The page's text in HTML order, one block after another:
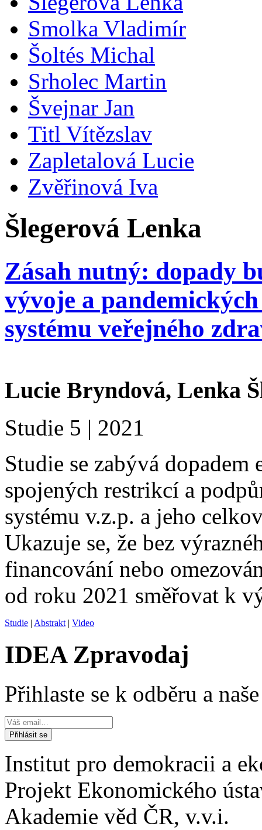
Smolka Vladimír
Šoltés Michal
Srholec Martin
Švejnar Jan
Titl Vítězslav
Zapletalová Lucie
Zvěřinová Iva
Šlegerová Lenka
Zásah nutný: dopady
vývoje a
systému veřejného
Lucie Bryndová, Lenka
Studie 5 | 2021
Studie se zabývá
spojených restrikcí a
systému v.z.p. a jeho
Ukazuje se, že bez
financování nebo
od roku 2021 směřovat k
Studie | Abstrakt | Video
IDEA Zpravodaj
Přihlaste se k odběru a
Institut pro demokracii a
Projekt Ekonomického
Akademie věd ČR, v.v.i.